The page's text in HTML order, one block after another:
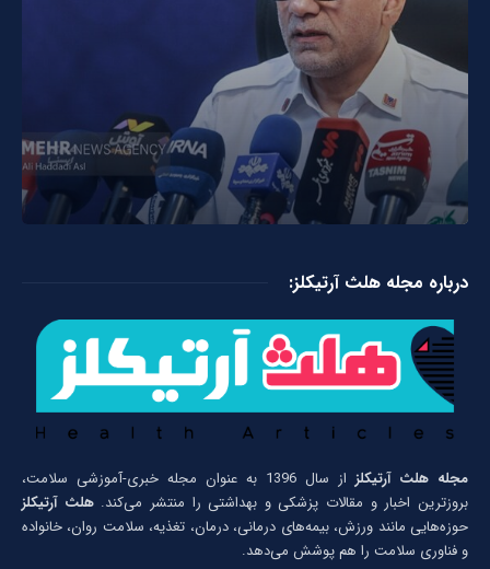
درباره مجله هلث آرتیکلز:
مجله هلث آرتیکلز
از سال 1396 به عنوان مجله خبری-آموزشی سلامت،
بروزترین اخبار و مقالات پزشکی و بهداشتی را منتشر می‌کند.هلث آرتیکلز
حوزه‌هایی مانند ورزش، بیمه‌های درمانی، درمان، تغذیه، سلامت روان، خانواده
و فناوری سلامت را هم پوشش می‌دهد.